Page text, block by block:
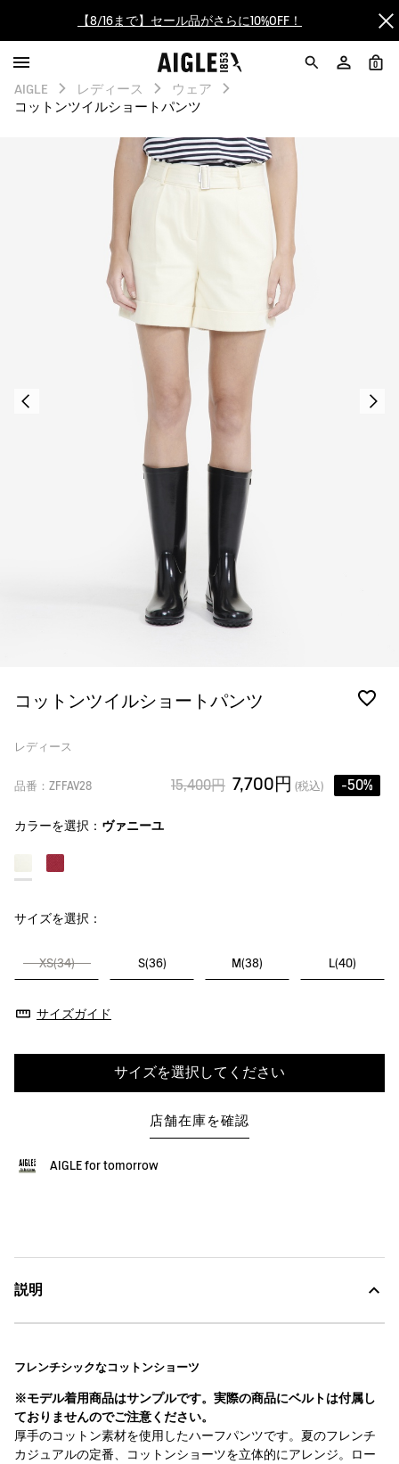
【最大50%OFF】FINAL SALEがスタート！
ログイン/会員登録で送料＆返品無料
【8/16まで】セール品がさらに10%OFF！
【最大50%OFF】FINAL SALEがスタート！
ログイン/会員登録で送料＆返品無料
AIGLE CLUB ポイントサービス終了のお知らせ
0
AIGLE レディース
ウェア
コットンツイルショートパンツ
コットンツイルショートパンツ
レディース
品番：ZFFAV28 15,400円 7,700円 (税込) -50%
カラーを選択： ヴァニーユ
サイズを選択：
XS(34) S(36) M(38) L(40)
サイズガイド
サイズを選択してください
店舗在庫を確認
AIGLE for tomorrow
説明
フレンチシックなコットンショーツ
※モデル着用商品はサンプルです。実際の商品にベルトは付属し
ておりませんのでご注意ください。
厚手のコットン素材を使用したハーフパンツです。夏のフレンチ
カジュアルの定番、コットンショーツを立体的にアレンジ。ロー